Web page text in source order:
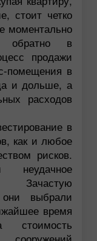
стоит четко
моментально
обратно в
продажи
помещения в
и дольше, а
расходов
в
как и любое
рисков.
Зачастую
выбрали
время
стоимость